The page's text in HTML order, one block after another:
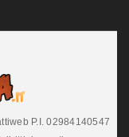
P.I. 02984140547